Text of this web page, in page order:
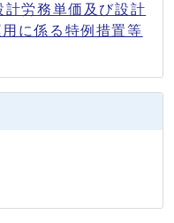
計労務単価及び設計
に係る特例措置等